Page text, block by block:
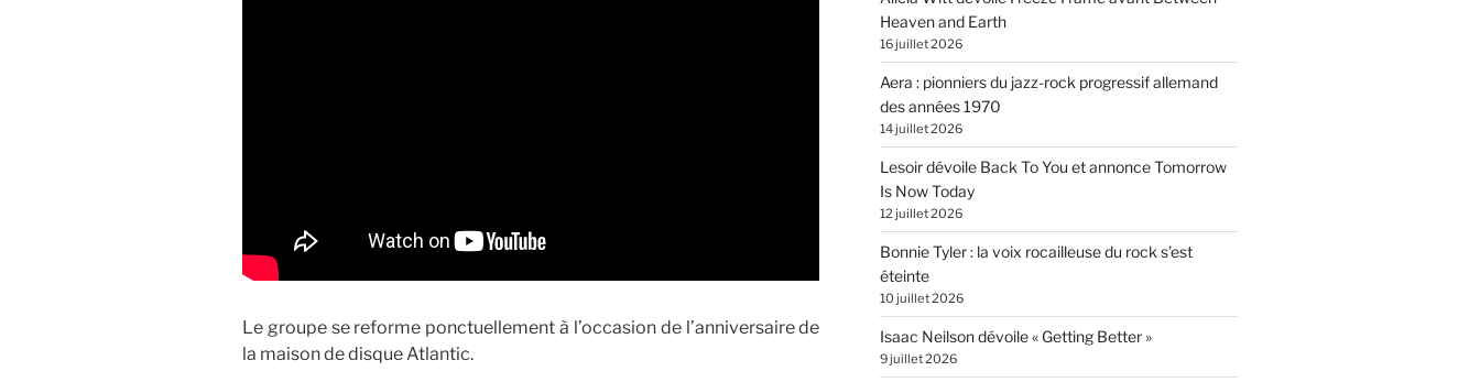
Le groupe se reforme ponctuellement à l’occasion de l’anniversaire de
la maison de disque Atlantic.
Heaven and Earth
16 juillet 2026
Aera : pionniers du jazz-rock progressif allemand
des années 1970
14 juillet 2026
Lesoir dévoile Back To You et annonce Tomorrow
Is Now Today
12 juillet 2026
Bonnie Tyler : la voix rocailleuse du rock s’est
éteinte
10 juillet 2026
Isaac Neilson dévoile « Getting Better »
9 juillet 2026